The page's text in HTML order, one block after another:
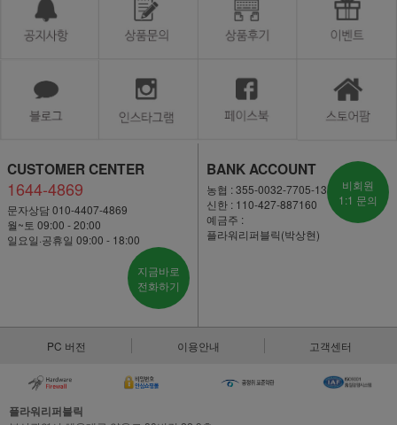
CUSTOMER CENTER
1644-4869
문자상담 010-4407-4869
월~토 09:00 - 20:00
일요일·공휴일 09:00 - 18:00
지금바로
전화하기
BANK ACCOUNT
농협 : 355-0032-7705-13
신한 : 110-427-887160
예금주 :
플라워리퍼블릭(박상현)
비회원
1:1 문의
PC 버전 이용안내 고객센터
플라워리퍼블릭